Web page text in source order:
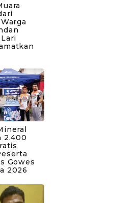
2.400
Gowes
2026